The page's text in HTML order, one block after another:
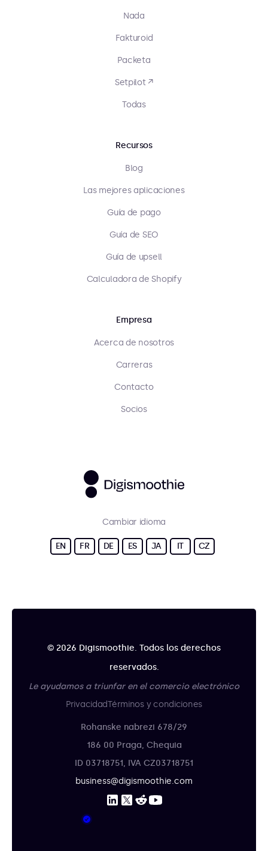
Nada
Fakturoid
Packeta
Setpilot ↗
Todas
Recursos
Blog
Las mejores aplicaciones
Guía de pago
Guía de SEO
Guía de upsell
Calculadora de Shopify
Empresa
Acerca de nosotros
Carreras
Contacto
Socios
Cambiar idioma
EN FR DE ES JA IT CZ
© 2026 Digismoothie. Todos los derechos
reservados.
Le ayudamos a triunfar en el comercio electrónico
PrivacidadTérminos y condiciones
Rohanske nabrezi 678/29
186 00 Praga, Chequia
ID 03718751, IVA CZ03718751
business@digismoothie.com